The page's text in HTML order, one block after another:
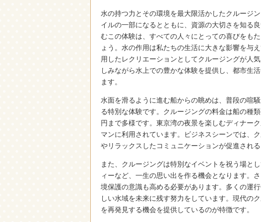
水の持つ力とその環境を最大限活かしたクルージ
イルの一部になるとともに、資源の大切さを知る
むこの体験は、すべての人々にとっての喜びをも
ょう。水の作用は私たちの生活に大きな影響を与
用したレクリエーションとしてクルージングが人
しみながら水上での豊かな体験を提供し、都市生
ます。
水面を滑るように進む船からの眺めは、普段の喧
る特別な体験です。クルージングの料金は船の種
円まで多様です。東京湾の夜景を楽しむディナー
マンに利用されています。ビジネスシーンでは、
やリラックスしたコミュニケーションが促進される
また、クルージングは特別なイベントを祝う場と
ィーなど、一生の思い出を作る機会となります。
境保護の意識も高める必要があります。多くの運
しい水域を未来に残す努力をしています。現代の
を再発見する機会を提供しているのが特徴です。